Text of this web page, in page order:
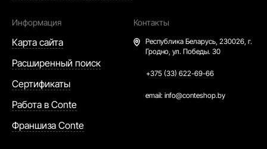
Информация
Карта сайта
Расширенный поиск
Сертификаты
Работа в Conte
Франшиза Conte
Контакты
Республика Беларусь, 230026, г.
Гродно, ул. Победы. 30
+375 (33) 622-69-66
email: info@conteshop.by